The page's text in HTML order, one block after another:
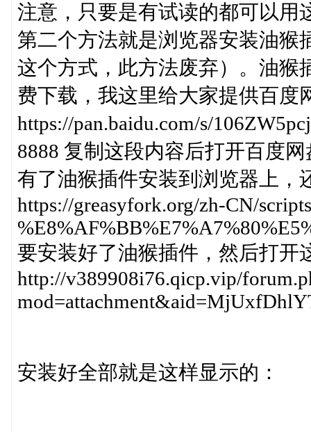
注意，只要是有试读的都可以用
第二个方法就是浏览器安装油猴
这个方式，此方法废弃）。油猴
费下载，我这里给大家提供百度
https://pan.baidu.com/s/
8888 复制这段内容后打开百度
有了油猴插件安装到浏览器上，
https://greasyfork.org/zh-CN/
要安装好了油猴插件，然后打开
http://v389908i76.qicp.vip/
安装好全部就是这样显示的：